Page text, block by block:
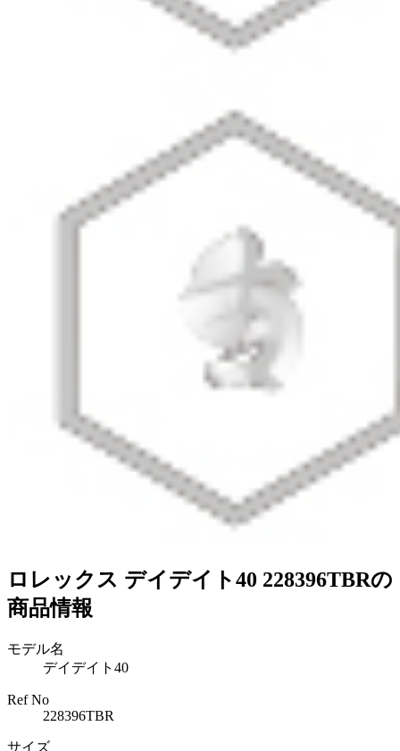
ロレックス デイデイト40 228396TBRの
商品情報
モデル名
デイデイト40
Ref No
228396TBR
サイズ